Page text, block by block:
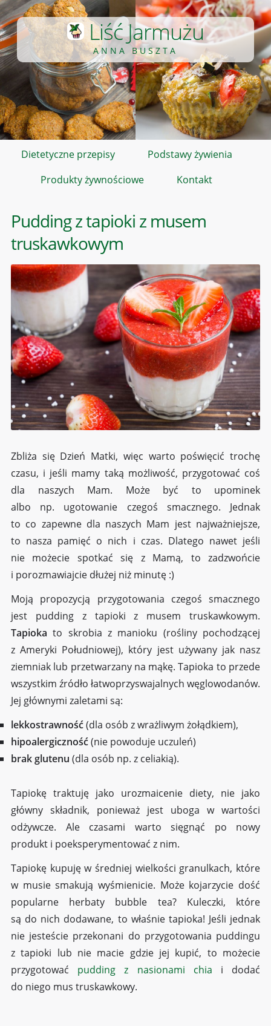
Liść Jarmużu
ANNA BUSZTA
Dietetyczne przepisy
Podstawy żywienia
Produkty żywnościowe
Kontakt
Pudding z tapioki z musem
truskawkowym
Zbliża się Dzień Matki, więc warto poświęcić trochę
czasu, i jeśli mamy taką możliwość, przygotować coś
dla naszych Mam. Może być to upominek
albo np. ugotowanie czegoś smacznego. Jednak
to co zapewne dla naszych Mam jest najważniejsze,
to nasza pamięć o nich i czas. Dlatego nawet jeśli
nie możecie spotkać się z Mamą, to zadzwońcie
i porozmawiajcie dłużej niż minutę :)
Moją propozycją przygotowania czegoś smacznego
jest pudding z tapioki z musem truskawkowym.
Tapioka to skrobia z manioku (rośliny pochodzącej
z Ameryki Południowej), który jest używany jak nasz
ziemniak lub przetwarzany na mąkę. Tapioka to przede
wszystkim źródło łatwoprzyswajalnych węglowodanów.
Jej głównymi zaletami są:
lekkostrawność(dla osób z wrażliwym żołądkiem),
hipoalergiczność(nie powoduje uczuleń)
brak glutenu (dla osób np. z celiakią).
Tapiokę traktuję jako urozmaicenie diety, nie jako
główny składnik, ponieważ jest uboga w wartości
odżywcze. Ale czasami warto sięgnąć po nowy
produkt i poeksperymentować z nim.
Tapiokę kupuję w średniej wielkości granulkach, które
w musie smakują wyśmienicie. Może kojarzycie dość
popularne herbaty bubble tea? Kuleczki, które
są do nich dodawane, to właśnie tapioka! Jeśli jednak
nie jesteście przekonani do przygotowania puddingu
z tapioki lub nie macie gdzie jej kupić, to możecie
przygotować pudding z nasionami chia i dodać
do niego mus truskawkowy.